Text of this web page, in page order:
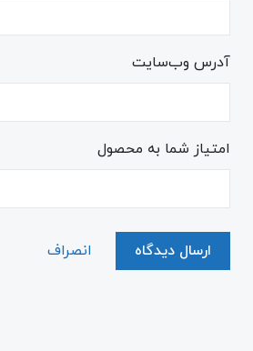
آدرس وب‌سایت
امتیاز شما به محصول
ارسال دیدگاه انصراف